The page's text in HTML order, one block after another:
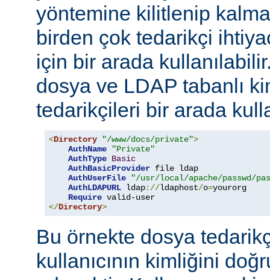
yöntemine kilitlenip
birden çok tedarikçi
için bir arada
dosya ve LDAP tabanlı
tedarikçileri bir arada
<Directory "/www/docs/private">
AuthName
"Private"
AuthType Basic
AuthBasicProvider file ldap
AuthUserFile
"/usr/local/apache/passwd/
AuthLDAPURL ldap://ldaphost/o=yourorg
Require
</Directory>
Bu örnekte dosya
kullanıcının kimliğini